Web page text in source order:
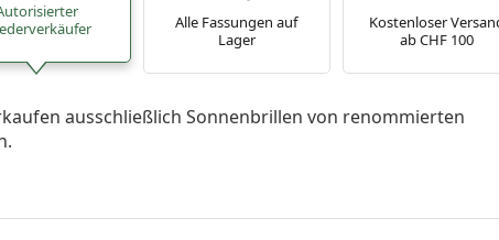
Alle Fassungen auf
Lager
Kostenloser
ab CHF 100
ausschließlich Sonnenbrillen von renommierten